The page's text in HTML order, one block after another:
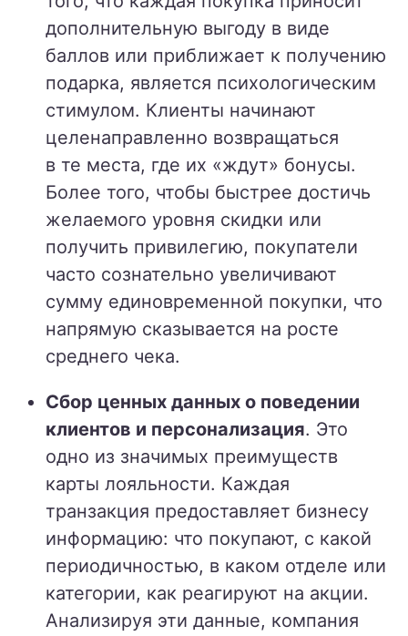
дополнительную выгоду в виде
баллов или приближает к получению
подарка, является психологическим
стимулом. Клиенты начинают
целенаправленно возвращаться
в те места, где их «ждут» бонусы.
Более того, чтобы быстрее достичь
желаемого уровня скидки или
получить привилегию, покупатели
часто сознательно увеличивают
сумму единовременной покупки, что
напрямую сказывается на росте
среднего чека.
Сбор ценных данных о поведении
клиентов и персонализация. Это
одно из значимых преимуществ
карты лояльности. Каждая
транзакция предоставляет бизнесу
информацию: что покупают, с какой
периодичностью, в каком отделе или
категории, как реагируют на акции.
Анализируя эти данные, компания